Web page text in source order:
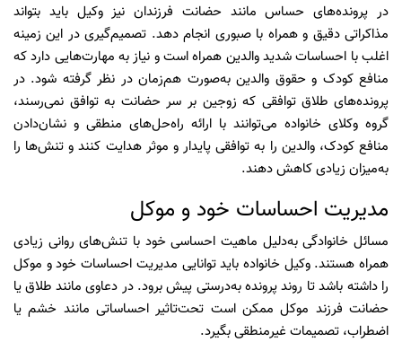
در پرونده‌های حساس مانند حضانت فرزندان نیز وکیل باید بتواند
مذاکراتی دقیق و همراه با صبوری انجام دهد. تصمیم‌گیری در این زمینه
اغلب با احساسات شدید والدین همراه است و نیاز به مهارت‌هایی دارد که
منافع کودک و حقوق والدین به‌صورت هم‌زمان در نظر گرفته شود. در
پرونده‌های طلاق توافقی که زوجین بر سر حضانت به توافق نمی‌رسند،
گروه وکلای خانواده می‌توانند با ارائه راه‌حل‌های منطقی و نشان‌دادن
منافع کودک، والدین را به توافقی پایدار و موثر هدایت کنند و تنش‌ها را
به‌میزان زیادی کاهش دهند.
مدیریت احساسات خود و موکل
مسائل خانوادگی به‌دلیل ماهیت احساسی خود با تنش‌های روانی زیادی
همراه هستند. وکیل خانواده باید توانایی مدیریت احساسات خود و موکل
را داشته باشد تا روند پرونده‌ به‌درستی پیش برود. در دعاوی مانند طلاق یا
حضانت فرزند موکل ممکن است تحت‌تاثیر احساساتی مانند خشم یا
اضطراب، تصمیمات غیرمنطقی بگیرد.